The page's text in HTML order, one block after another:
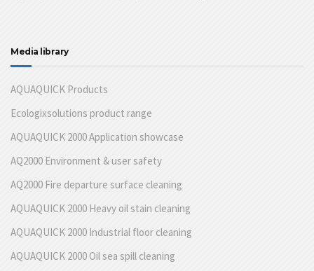
Media library
AQUAQUICK Products
Ecologixsolutions product range
AQUAQUICK 2000 Application showcase
AQ2000 Environment & user safety
AQ2000 Fire departure surface cleaning
AQUAQUICK 2000 Heavy oil stain cleaning
AQUAQUICK 2000 Industrial floor cleaning
AQUAQUICK 2000 Oil sea spill cleaning